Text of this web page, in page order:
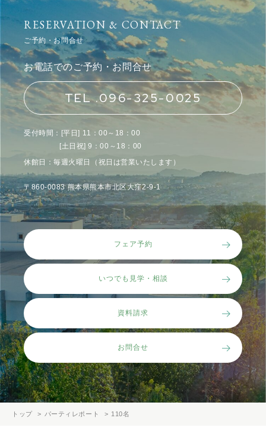
RESERVATION & CONTACT
ご予約・お問合せ
フェア予約
いつでも見学・相談
資料請求
お問合せ
お電話でのご予約・お問合せ
TEL .096-325-0025
受付時間：[平日] 11：00～18：00
[土日祝] 9：00～18：00
休館日：毎週火曜日（祝日は営業いたします）
〒860-0083 熊本県熊本市北区大窪2-9-1
トップ パーティレポート 110名